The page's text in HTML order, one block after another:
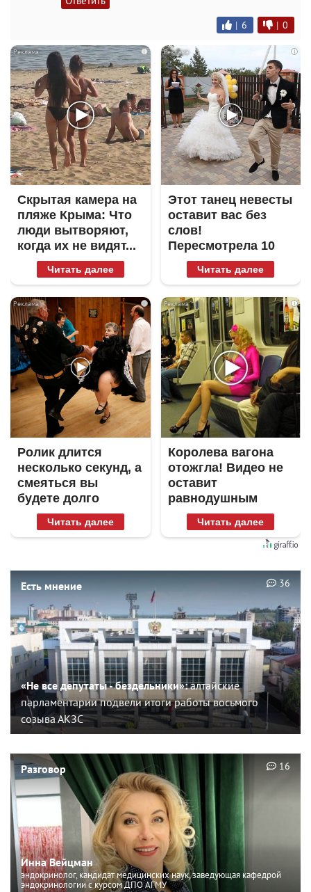
| 6 | 0
i
Скрытая камера на
пляже Крыма: Что
люди вытворяют,
когда их не видят...
Читать далее
i
Этот танец невесты
оставит вас без
слов!
Пересмотрела 10
раз
Читать далее
i
Ролик длится
несколько секунд, а
смеяться вы
будете долго
Читать далее
i
Королева вагона
отожгла! Видео не
оставит
равнодушным
Читать далее
Есть мнение
«Не все депутаты - бездельники»:алтайские
парламентарии подвели итоги работы восьмого
созыва АКЗС
36
Разговор
Инна Вейцман
эндокринолог, кандидат медицинских наук, заведующая кафедрой
эндокринологии с курсом ДПО АГМУ
16